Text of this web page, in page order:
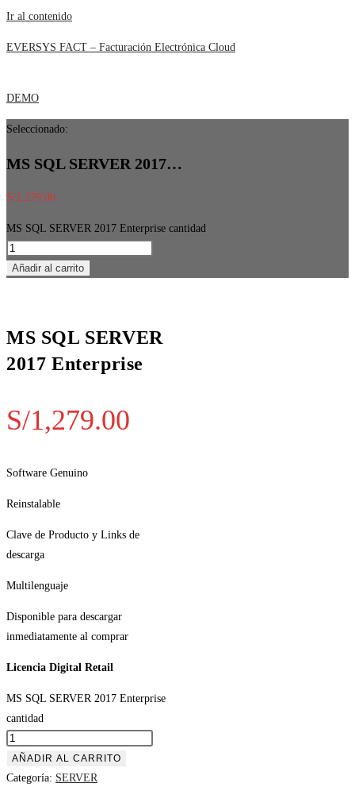
Ir al contenido
EVERSYS FACT – Facturación Electrónica Cloud
DEMO
Seleccionado:
MS SQL SERVER 2017…
S/1,279.00
MS SQL SERVER 2017 Enterprise cantidad
Añadir al carrito
MS SQL SERVER
2017 Enterprise
S/1,279.00
Software Genuino
Reinstalable
Clave de Producto y Links de
descarga
Multilenguaje
Disponible para descargar
inmediatamente al comprar
Licencia Digital Retail
MS SQL SERVER 2017 Enterprise
cantidad
AÑADIR AL CARRITO
Categoría: SERVER